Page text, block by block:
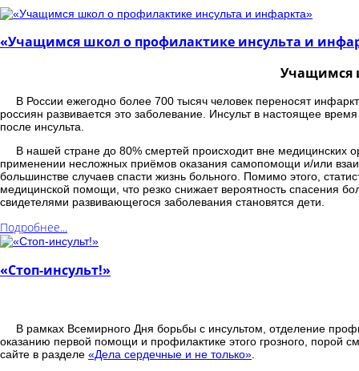
«Учащимся школ о профилактике инсульта и
Учащимся
В России ежегодно более 700 тысяч человек переносят
россиян развивается это заболевание. Инсульт в настоящее
после инсульта.
В нашей стране до 80% смертей происходит вне медицинских
применении несложных приёмов оказания самопомощи и/или
большинстве случаев спасти жизнь больного. Помимо этого,
медицинской помощи, что резко снижает вероятность спасения
свидетелями развивающегося заболевания становятся дети.
Подробнее...
«Стоп-инсульт!»
В рамках Всемирного Дня борьбы с инсультом, отделение
оказанию первой помощи и профилактике этого грозного, порой
сайте в разделе «Дела сердечные и не только».